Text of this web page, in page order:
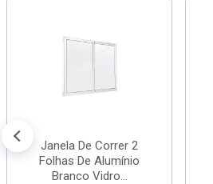
Janela De Correr 2
Folhas De Alumínio
Branco Vidro...